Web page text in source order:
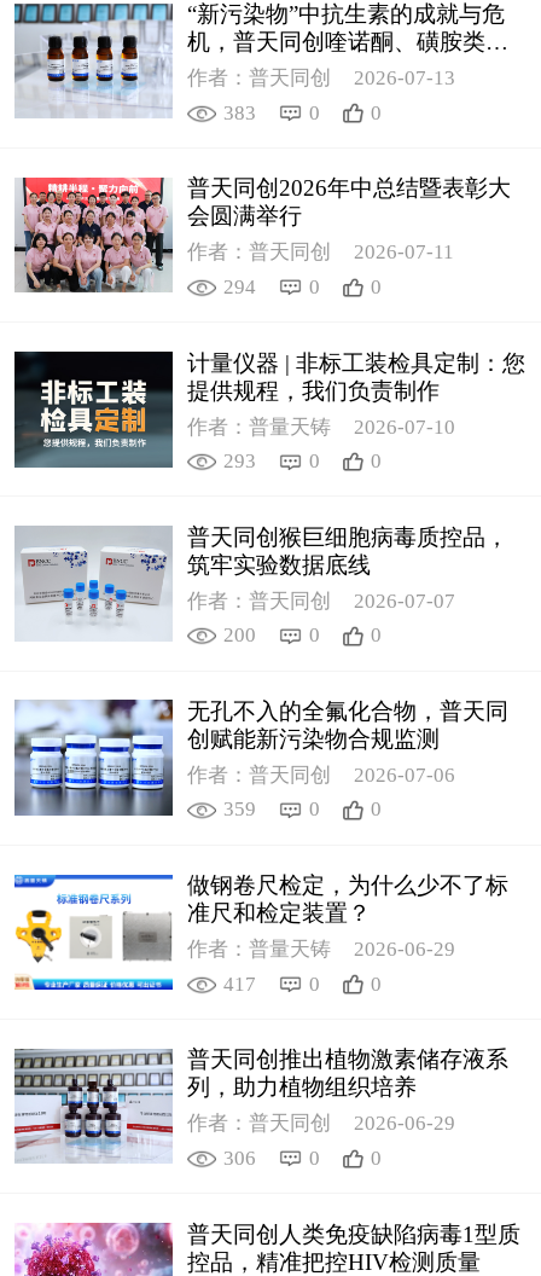
“新污染物”中抗生素的成就与危
机，普天同创喹诺酮、磺胺类质
控新品筑牢环境安全防线
作者：普天同创
2026-07-13
383
0 0
普天同创2026年中总结暨表彰大
会圆满举行
作者：普天同创
2026-07-11
294
0 0
计量仪器 | 非标工装检具定制：您
提供规程，我们负责制作
作者：普量天铸
2026-07-10
293
0 0
普天同创猴巨细胞病毒质控品，
筑牢实验数据底线
作者：普天同创
2026-07-07
200
0 0
无孔不入的全氟化合物，普天同
创赋能新污染物合规监测
作者：普天同创
2026-07-06
359
0 0
做钢卷尺检定，为什么少不了标
准尺和检定装置？
作者：普量天铸
2026-06-29
417
0 0
普天同创推出植物激素储存液系
列，助力植物组织培养
作者：普天同创
2026-06-29
306
0 0
普天同创人类免疫缺陷病毒1型质
控品，精准把控HIV检测质量